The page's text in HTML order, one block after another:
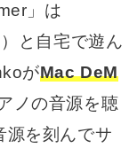
」は
と自宅で遊ん
がMac DeM
ノの音源を聴
源を刻んでサ